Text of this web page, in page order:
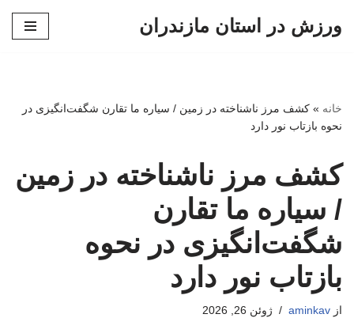
ورزش در استان مازندران
خانه » کشف مرز ناشناخته در زمین / سیاره ما تقارن شگفت‌انگیزی در
نحوه بازتاب نور دارد
کشف مرز ناشناخته در زمین
/ سیاره ما تقارن
شگفت‌انگیزی در نحوه
بازتاب نور دارد
از aminkav ژوئن 26, 2026